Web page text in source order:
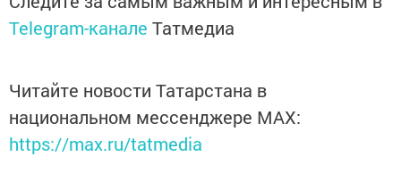
Telegram-канале Татмедиа
Читайте новости Татарстана в
национальном мессенджере MАХ:
https://max.ru/tatmedia